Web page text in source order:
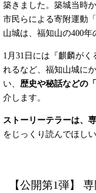
築きました。築城当時
市民らによる寄附運動
山城は、福知山の400年
1月31日には『麒麟が
れるなど、福知山城に
い、 歴史や秘話などの
介します。
ストーリーテラーは、
をじっくり読んでほし
【公開第1弾】